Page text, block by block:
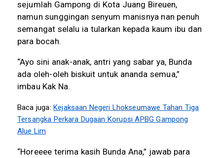
sejumlah Gampong di Kota Juang Bireuen,
namun sunggingan senyum manisnya nan penuh
semangat selalu ia tularkan kepada kaum ibu dan
para bocah.
“Ayo sini anak-anak, antri yang sabar ya, Bunda
ada oleh-oleh biskuit untuk ananda semua,”
imbau Kak Na.
Baca juga: Kejaksaan Negeri Lhokseumawe Tahan Tiga
Tersangka Perkara Dugaan Korupsi APBG Gampong
Alue Lim
“Horeeee terima kasih Bunda Ana,” jawab para